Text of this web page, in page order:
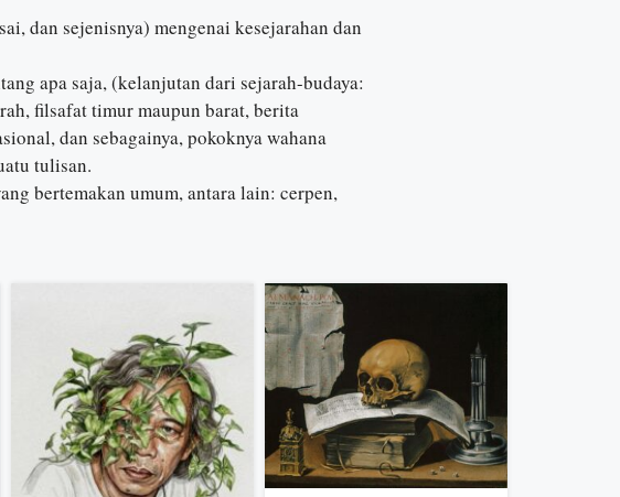
dan sejenisnya) mengenai kesejarahan dan
apa saja, (kelanjutan dari sejarah-budaya:
filsafat timur maupun barat, berita
dan sebagainya, pokoknya wahana
tulisan.
bertemakan umum, antara lain: cerpen,